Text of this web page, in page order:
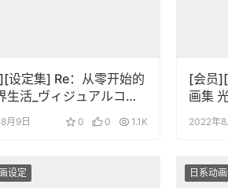
设定集] Re：从零开始的
生活_ヴィジュアルコメ
ー
月9日 0 0 1.1K
[会员
画集
ィガ
2022年8
设定 日系动